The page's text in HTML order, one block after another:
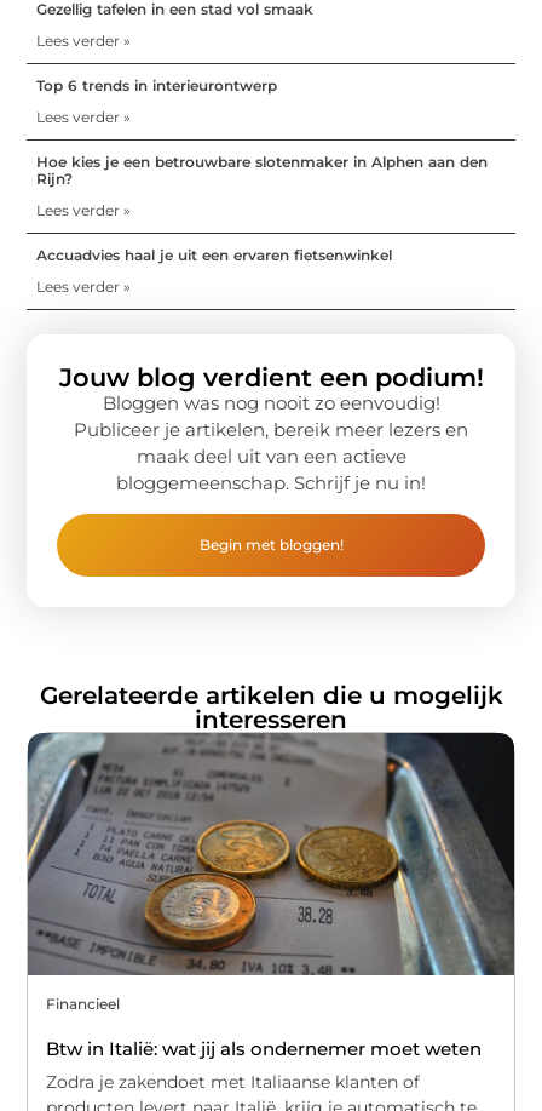
Gezellig tafelen in een stad vol smaak
Lees verder »
Top 6 trends in interieurontwerp
Lees verder »
Hoe kies je een betrouwbare slotenmaker in Alphen aan den
Rijn?
Lees verder »
Accuadvies haal je uit een ervaren fietsenwinkel
Lees verder »
Jouw blog verdient een podium!
Bloggen was nog nooit zo eenvoudig!
Publiceer je artikelen, bereik meer lezers en
maak deel uit van een actieve
bloggemeenschap. Schrijf je nu in!
Begin met bloggen!
Gerelateerde artikelen die u mogelijk
interesseren
Financieel
Btw in Italië: wat jij als ondernemer moet weten
Zodra je zakendoet met Italiaanse klanten of